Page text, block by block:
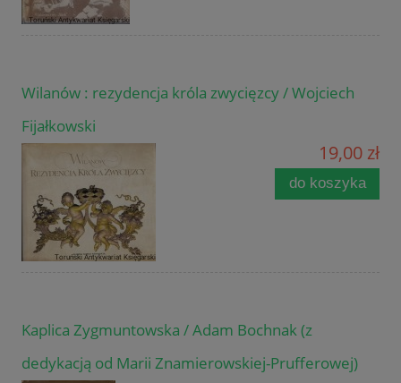
Wilanów : rezydencja króla zwycięzcy / Wojciech
Fijałkowski
19,00 zł
do koszyka
Kaplica Zygmuntowska / Adam Bochnak (z
dedykacją od Marii Znamierowskiej-Prufferowej)